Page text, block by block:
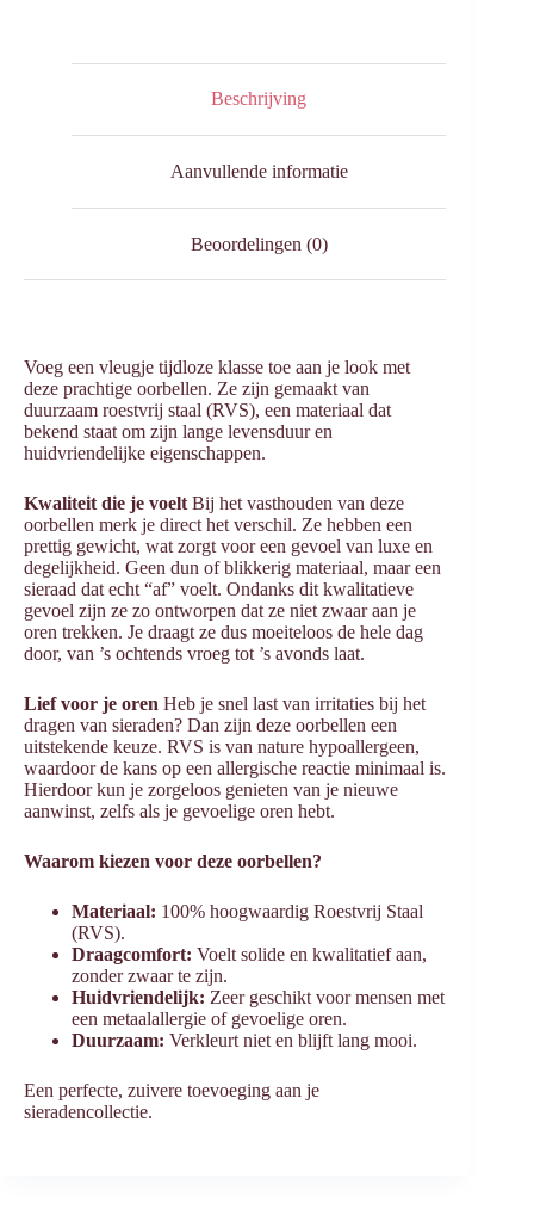
Beschrijving
Aanvullende informatie
Beoordelingen (0)
Voeg een vleugje tijdloze klasse toe aan je look met
deze prachtige oorbellen. Ze zijn gemaakt van
duurzaam roestvrij staal (RVS), een materiaal dat
bekend staat om zijn lange levensduur en
huidvriendelijke eigenschappen.
Kwaliteit die je voelt Bij het vasthouden van deze
oorbellen merk je direct het verschil. Ze hebben een
prettig gewicht, wat zorgt voor een gevoel van luxe en
degelijkheid. Geen dun of blikkerig materiaal, maar een
sieraad dat echt “af” voelt. Ondanks dit kwalitatieve
gevoel zijn ze zo ontworpen dat ze niet zwaar aan je
oren trekken. Je draagt ze dus moeiteloos de hele dag
door, van ’s ochtends vroeg tot ’s avonds laat.
Lief voor je oren Heb je snel last van irritaties bij het
dragen van sieraden? Dan zijn deze oorbellen een
uitstekende keuze. RVS is van nature hypoallergeen,
waardoor de kans op een allergische reactie minimaal is.
Hierdoor kun je zorgeloos genieten van je nieuwe
aanwinst, zelfs als je gevoelige oren hebt.
Waarom kiezen voor deze oorbellen?
Materiaal: 100% hoogwaardig Roestvrij Staal
(RVS).
Draagcomfort: Voelt solide en kwalitatief aan,
zonder zwaar te zijn.
Huidvriendelijk: Zeer geschikt voor mensen met
een metaalallergie of gevoelige oren.
Duurzaam: Verkleurt niet en blijft lang mooi.
Een perfecte, zuivere toevoeging aan je
sieradencollectie.